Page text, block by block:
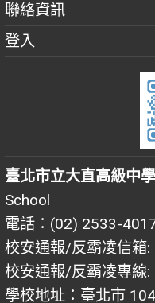
聯絡資訊
登入
臺北市立大直高級中學
School
電話：(02) 2533-
校安通報/反霸凌信箱
校安通報/反霸凌專線
學校地址：臺北市